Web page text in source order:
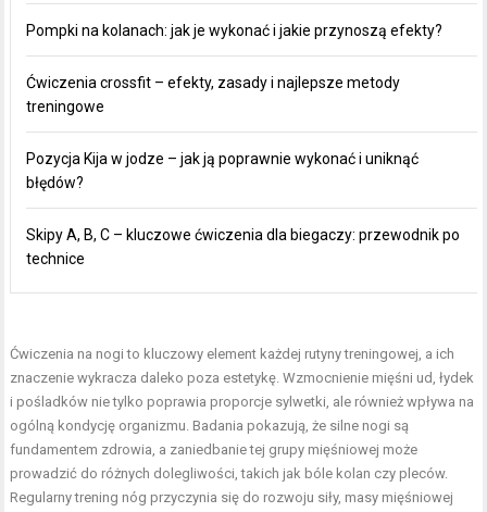
Pompki na kolanach: jak je wykonać i jakie przynoszą efekty?
Ćwiczenia crossfit – efekty, zasady i najlepsze metody
treningowe
Pozycja Kija w jodze – jak ją poprawnie wykonać i uniknąć
błędów?
Skipy A, B, C – kluczowe ćwiczenia dla biegaczy: przewodnik po
technice
Ćwiczenia na nogi to kluczowy element każdej rutyny treningowej, a ich
znaczenie wykracza daleko poza estetykę.Wzmocnienie mięśni ud , łydek
i pośladków nie tylko poprawia proporcje sylwetki, ale również wpływa na
ogólną kondycję organizmu. Badania pokazują, że silne nogi są
fundamentem zdrowia, a zaniedbanie tej grupy mięśniowej może
prowadzić do różnych dolegliwości, takich jak bóle kolan czy pleców.
Regularny trening nóg przyczynia się do rozwoju siły, masy mięśniowej